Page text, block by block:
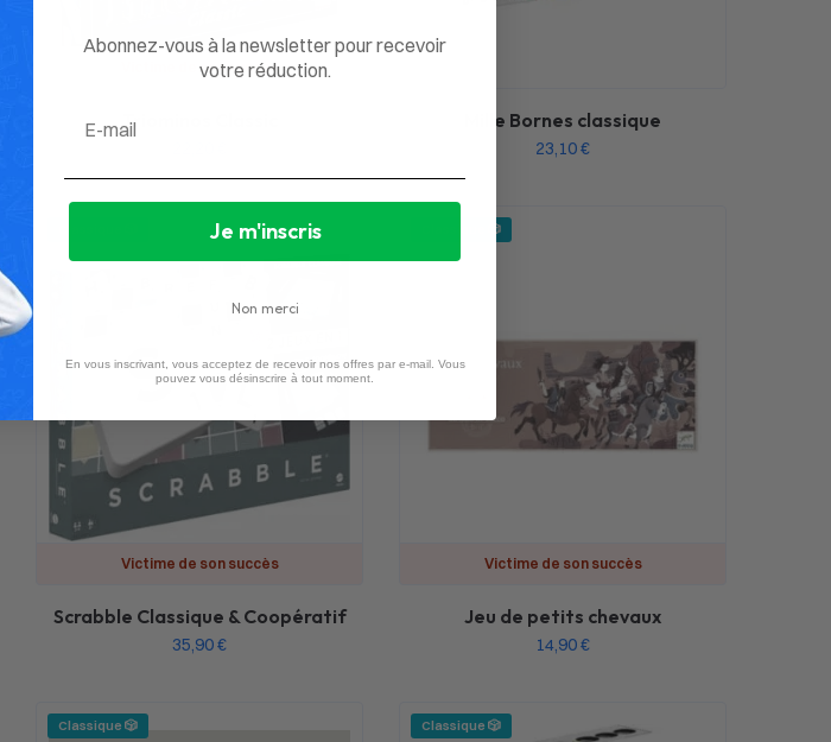
Victime de son succès
Triominos Classic Mille Bornes classique
23,10€
Victime de son succès
Scrabble Classique & Coopératif
35,90€
Classique 🎲
Victime de son succès
Jeu de petits chevaux
14,90€
Classique 🎲 Classique 🎲
Abonnez-vous à la newsletter pour recevoir
votre réduction.
Je m'inscris
Non merci
En vous inscrivant, vous acceptez de recevoir nos offres par e-mail. Vous
pouvez vous désinscrire à tout moment.